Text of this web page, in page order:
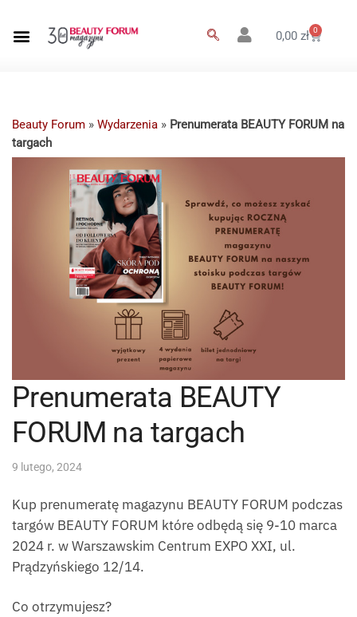
0,00zł 0
Beauty Forum » Wydarzenia » Prenumerata BEAUTY FORUM na
targach
Prenumerata BEAUTY
FORUM na targach
9 lutego, 2024
Kup prenumeratę magazynu BEAUTY FORUM podczas
targów BEAUTY FORUM które odbędą się 9-10 marca
2024 r. w Warszawskim Centrum EXPO XXI, ul.
Prądzyńskiego 12/14.
Co otrzymujesz?